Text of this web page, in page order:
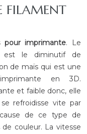
FILAMENT
pour imprimante. Le
est le diminutif de
de maïs qui est une
en 3D.
et faible donc, elle
refroidisse vite par
de ce type de
couleur. La vitesse